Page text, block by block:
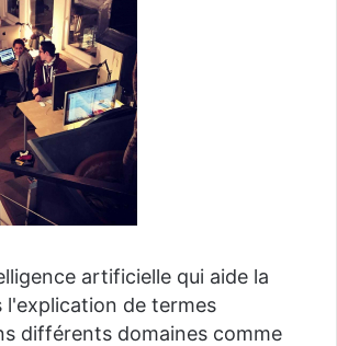
artificielle qui aide la
l'explication de termes
différents domaines comme